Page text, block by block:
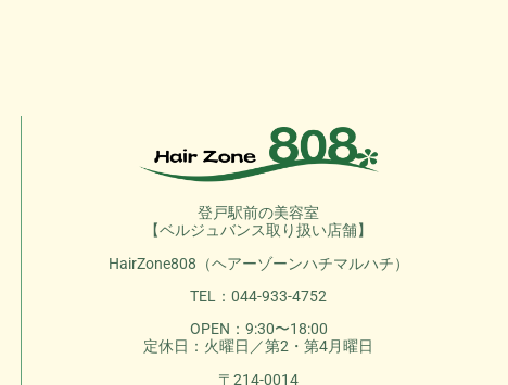
登戸駅前の美容室
【ベルジュバンス取り扱い店舗】
HairZone808（ヘアーゾーンハチマルハチ）
TEL：044-933-4752
OPEN：9:30〜18:00
定休日：火曜日／第2・第4月曜日
〒214-0014